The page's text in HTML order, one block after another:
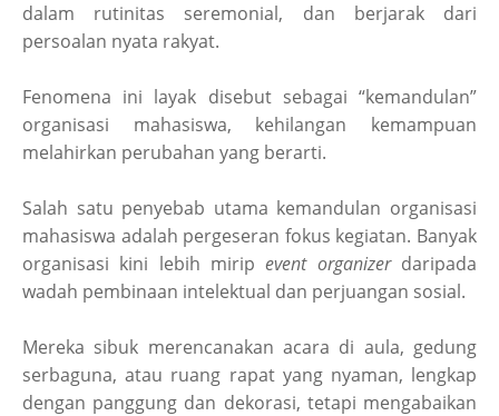
dalam rutinitas seremonial, dan berjarak dari
persoalan nyata rakyat.
Fenomena ini layak disebut sebagai “kemandulan”
organisasi mahasiswa, kehilangan kemampuan
melahirkan perubahan yang berarti.
Salah satu penyebab utama kemandulan organisasi
mahasiswa adalah pergeseran fokus kegiatan. Banyak
organisasi kini lebih miripevent organizerdaripada
wadah pembinaan intelektual dan perjuangan sosial.
Mereka sibuk merencanakan acara di aula, gedung
serbaguna, atau ruang rapat yang nyaman, lengkap
dengan panggung dan dekorasi, tetapi mengabaikan